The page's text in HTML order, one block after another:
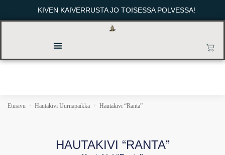
KIVEN KAIVERRUSTA JO TOISESSA POLVESSA!
Etusivu / Hautakivi Uurnapaikka / Hautakivi “Ranta”
HAUTAKIVI “RANTA”